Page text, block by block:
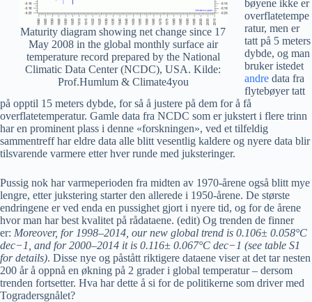
Maturity diagram showing net change since 17
May 2008 in the global monthly surface air
temperature record prepared by the National
Climatic Data Center (NCDC), USA. Kilde:
Prof.Humlum & Climate4you
bøyene ikke er
overflatetempe
ratur, men er
tatt på 5 meters
dybde, og man
bruker istedet
andredata fra
flytebøyer tatt
på opptil 15 meters dybde, for så å justere på dem for å få
overflatetemperatur. Gamle data fra NCDC som er jukstert i flere trinn
har en prominent plass i denne «forskningen», ved et tilfeldig
sammentreff har eldre data alle blitt vesentlig kaldere og nyere data blir
tilsvarende varmere etter hver runde med juksteringer.
Pussig nok har varmeperioden fra midten av 1970-årene også blitt mye
lengre, etter jukstering starter den allerede i 1950-årene. De største
endringene er ved enda en pussighet gjort i nyere tid, og for de årene
hvor man har best kvalitet på rådataene. (edit) Og trenden de finner
er: Moreover, for 1998–2014, our new global trend is 0.106± 0.058°C
dec−1, and for 2000–2014 it is 0.116± 0.067°C dec−1 (see table S1
for details). Disse nye og påstått riktigere dataene viser at det tar nesten
200 år å oppnå en økning på 2 grader i global temperatur – dersom
trenden fortsetter. Hva har dette å si for de politikerne som driver med
Togradersgnålet?